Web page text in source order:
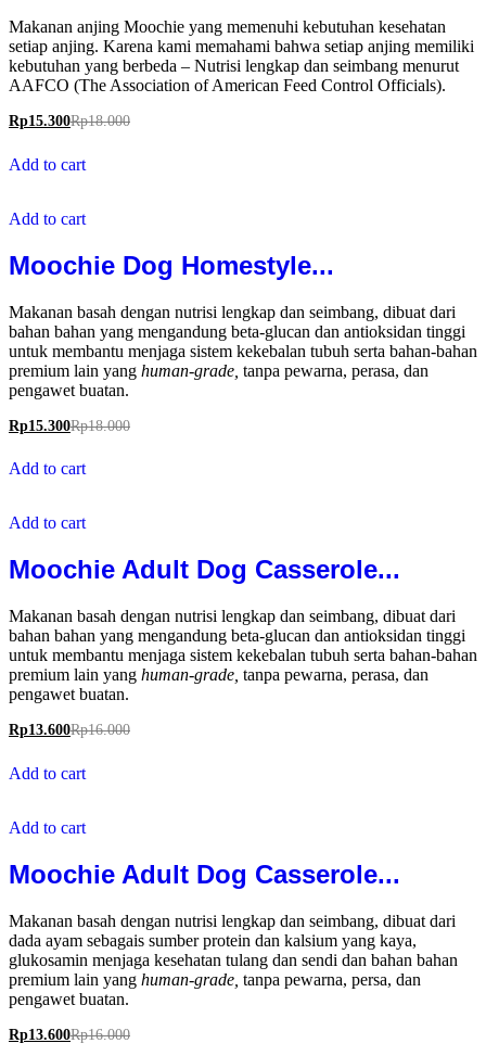
Makanan anjing Moochie yang memenuhi kebutuhan kesehatan
setiap anjing. Karena kami memahami bahwa setiap anjing memiliki
kebutuhan yang berbeda – Nutrisi lengkap dan seimbang menurut
AAFCO (The Association of American Feed Control Officials).
Rp15.300Rp18.000
Add to cart
Add to cart
Moochie Dog Homestyle...
Makanan basah dengan nutrisi lengkap dan seimbang, dibuat dari
bahan bahan yang mengandung beta-glucan dan antioksidan tinggi
untuk membantu menjaga sistem kekebalan tubuh serta bahan-bahan
premium lain yang human-grade, tanpa pewarna, perasa, dan
pengawet buatan.
Rp15.300Rp18.000
Add to cart
Add to cart
Moochie Adult Dog Casserole...
Makanan basah dengan nutrisi lengkap dan seimbang, dibuat dari
bahan bahan yang mengandung beta-glucan dan antioksidan tinggi
untuk membantu menjaga sistem kekebalan tubuh serta bahan-bahan
premium lain yang human-grade, tanpa pewarna, perasa, dan
pengawet buatan.
Rp13.600Rp16.000
Add to cart
Add to cart
Moochie Adult Dog Casserole...
Makanan basah dengan nutrisi lengkap dan seimbang, dibuat dari
dada ayam sebagais sumber protein dan kalsium yang kaya,
glukosamin menjaga kesehatan tulang dan sendi dan bahan bahan
premium lain yang human-grade, tanpa pewarna, persa, dan
pengawet buatan.
Rp13.600Rp16.000